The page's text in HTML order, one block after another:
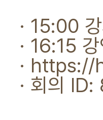
15:00 강
16:15 강
https://
회의 ID: